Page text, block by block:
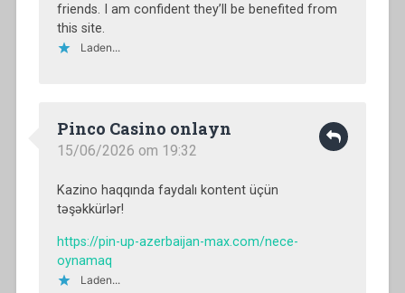
friends. I am confident they’ll be benefited from
this site.
Laden...
Pinco Casino onlayn
15/06/2026 om 19:32
Kazino haqqında faydalı kontent üçün
təşəkkürlər!
https://pin-up-azerbaijan-max.com/nece-
oynamaq
Laden...